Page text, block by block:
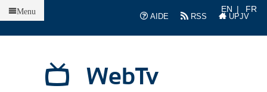
AIDE
RSS UPJV
EN FR
WebTv
Menu